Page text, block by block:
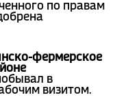
по правам
фермерское
в
визитом.